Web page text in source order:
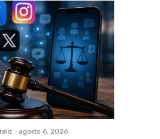
- agosto 6, 2026